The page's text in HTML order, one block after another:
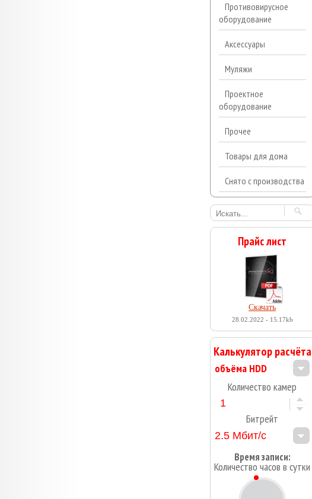
Противовирусное
оборудование
Аксессуары
Муляжи
Проектное
оборудование
Прочее
Товары для дома
Снято с производства
Прайс лист
Скачать
28.02.2022 - 15.17kb
Калькулятор расчёта
Количество камер
Битрейт
Время записи:
Количество часов в сутки